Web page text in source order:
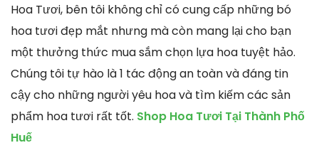
Hoa Tươi, bên tôi không chỉ có cung cấp những bó
hoa tươi đẹp mắt nhưng mà còn mang lại cho bạn
một thưởng thức mua sắm chọn lựa hoa tuyệt hảo.
Chúng tôi tự hào là 1 tác động an toàn và đáng tin
cậy cho những người yêu hoa và tìm kiếm các sản
phẩm hoa tươi rất tốt. Shop Hoa Tươi Tại Thành Phố
Huế